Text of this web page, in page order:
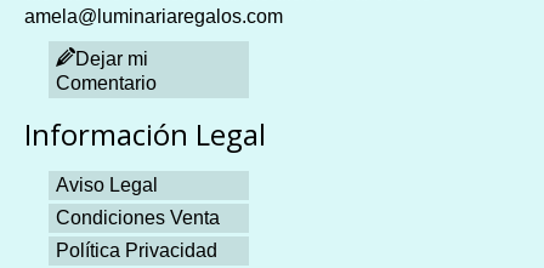
amela@luminariaregalos.com
Dejar mi
Comentario
Información Legal
Aviso Legal
Condiciones Venta
Política Privacidad